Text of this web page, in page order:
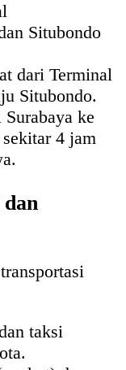
Situbondo
dari Terminal
Situbondo.
ke
4 jam
taksi